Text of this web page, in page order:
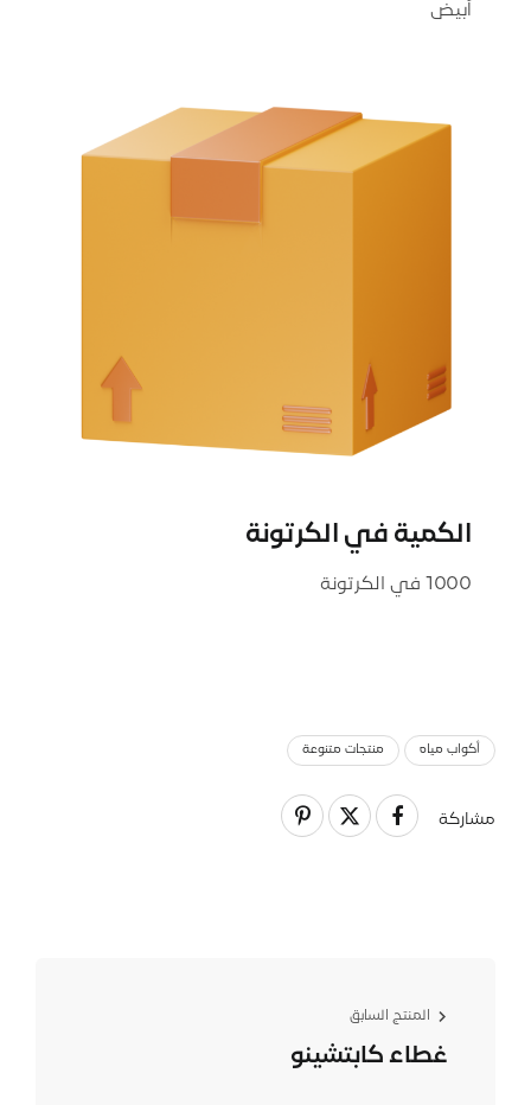
أبيض
الكمية في الكرتونة
1000 في الكرتونة
أكواب مياه منتجات متنوعة
مشاركة
المنتج السابق
غطاء كابتشينو